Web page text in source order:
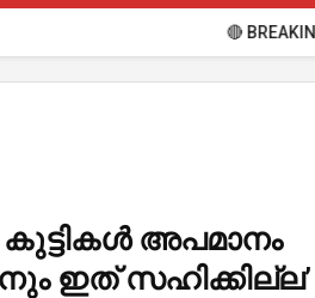
🔴 BREAKING NEWS:
അപമാനം
ഇത് സഹിക്കില്ല’